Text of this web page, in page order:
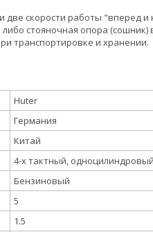
скорости работы "вперед
стояночная опора (сошник)
транспортировке и хранении.
Huter
Германия
Китай
4-х тактный, одноцилиндровый
Бензиновый
5
1.5